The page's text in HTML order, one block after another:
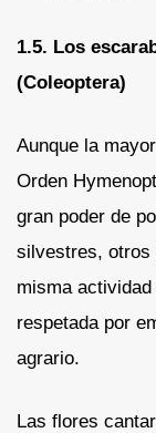
1.5. Los
(Coleoptera)
Aunque la
Orden
gran poder de
silvestres, otros
misma
respetada por
agrario.
Las flores